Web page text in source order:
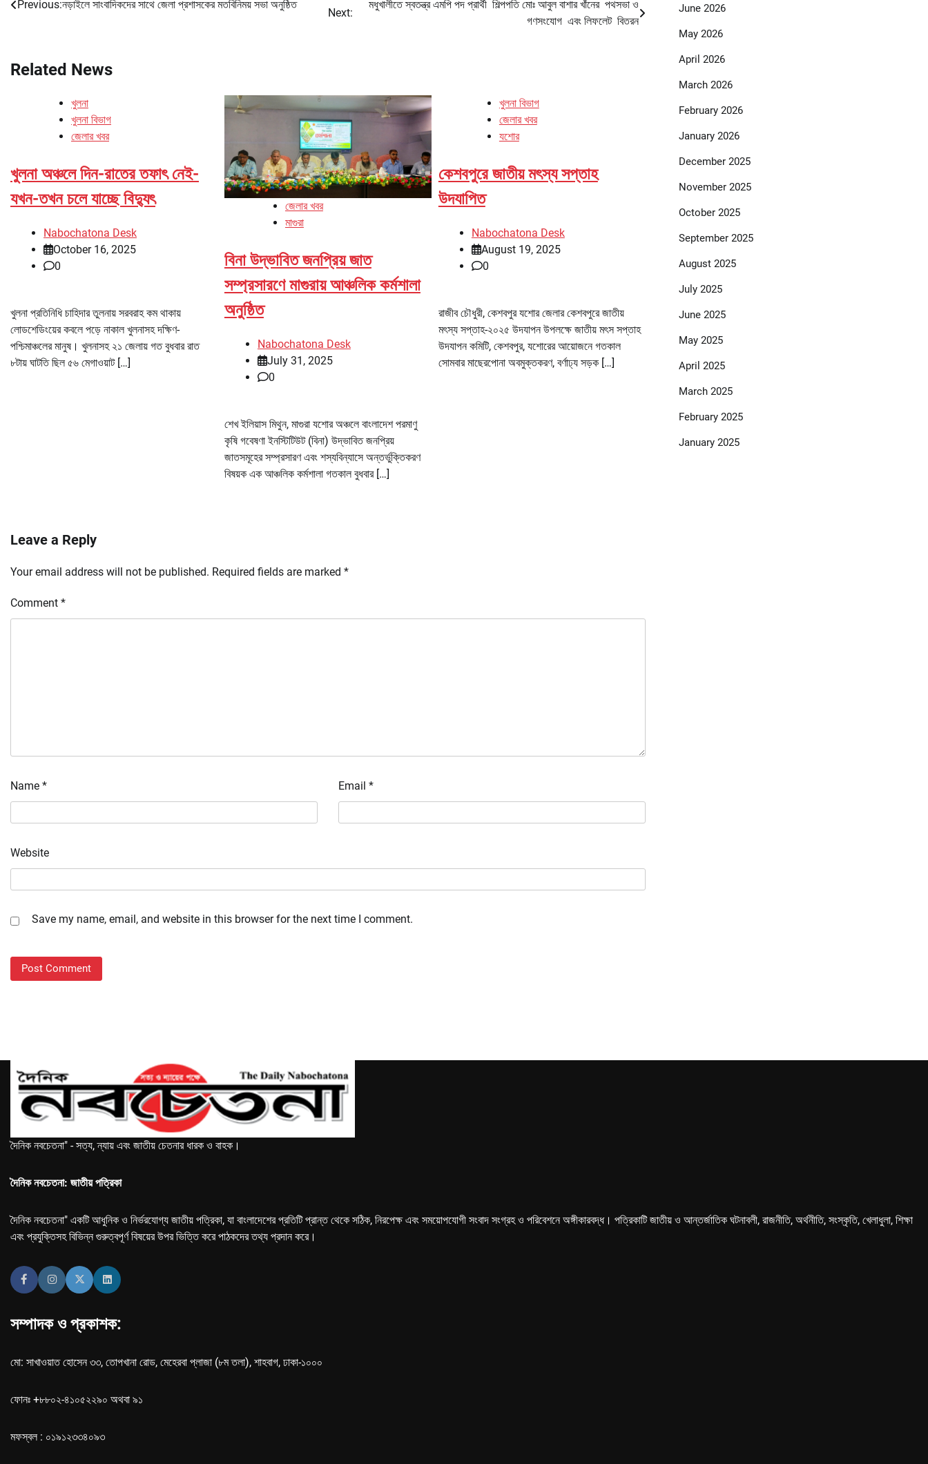
Post
Previous:নড়াইলে সাংবাদিকদের সাথে জেলা প্রশাসকের মতবিনিময় সভা অনুষ্ঠিত
Next:
মধুখালীতে স্বতন্ত্র এমপি পদ প্রার্থী শিল্পপতি মোঃ আবুল বাশার খাঁনের পথসভা ও
গণসংযোগ এবং লিফলেট বিতরন
Related News
খুলনা
খুলনা বিভাগ
জেলার খবর
খুলনা অঞ্চলে দিন-রাতের তফাৎ নেই-
যখন-তখন চলে যাচ্ছে বিদ্যুৎ
Nabochatona Desk
October 16, 2025
0
খুলনা প্রতিনিধি চাহিদার তুলনায় সরবরাহ কম থাকায়
লোডশেডিংয়ের কবলে পড়ে নাকাল খুলনাসহ দক্ষিণ-
পশ্চিমাঞ্চলের মানুষ। খুলনাসহ ২১ জেলায় গত বুধবার রাত
৮টায় ঘাটতি ছিল ৫৬ মেগাওয়াট […]
জেলার খবর
মাগুরা
বিনা উদ্ভাবিত জনপ্রিয় জাত
সম্প্রসারণে মাগুরায় আঞ্চলিক কর্মশালা
অনুষ্ঠিত
Nabochatona Desk
July 31, 2025
0
শেখ ইলিয়াস মিথুন, মাগুরা যশোর অঞ্চলে বাংলাদেশ পরমাণু
কৃষি গবেষণা ইনস্টিটিউট (বিনা) উদ্ভাবিত জনপ্রিয়
জাতসমূহের সম্প্রসারণ এবং শস্যবিন্যাসে অন্তর্ভুক্তিকরণ
বিষয়ক এক আঞ্চলিক কর্মশালা গতকাল বুধবার […]
খুলনা বিভাগ
জেলার খবর
যশোর
কেশবপুরে জাতীয় মৎস্য সপ্তাহ
উদযাপিত
Nabochatona Desk
August 19, 2025
0
রাজীব চৌধুরী, কেশবপুর যশোর জেলার কেশবপুরে জাতীয়
মৎস্য সপ্তাহ-২০২৫ উদযাপন উপলক্ষে জাতীয় মৎস সপ্তাহ
উদযাপন কমিটি, কেশবপুর, যশোরের আয়োজনে গতকাল
সোমবার মাছেরপোনা অবমুক্তকরণ, বর্ণাঢ্য সড়ক […]
Leave a Reply
Your email address will not be published. Required fields are marked *
Comment *
Name * Email *
Website
Save my name, email, and website in this browser for the next time I comment.
June 2026
May 2026
April 2026
March 2026
February 2026
January 2026
December 2025
November 2025
October 2025
September 2025
August 2025
July 2025
June 2025
May 2025
April 2025
March 2025
February 2025
January 2025
দৈনিক নবচেতনা" - সত্য, ন্যায় এবং জাতীয় চেতনার ধারক ও বাহক।
দৈনিক নবচেতনা: জাতীয় পত্রিকা
দৈনিক নবচেতনা" একটি আধুনিক ও নির্ভরযোগ্য জাতীয় পত্রিকা, যা বাংলাদেশের প্রতিটি প্রান্ত থেকে সঠিক, নিরপেক্ষ এবং সময়োপযোগী সংবাদ সংগ্রহ ও পরিবেশনে অঙ্গীকারবদ্ধ। পত্রিকাটি জাতীয় ও আন্তর্জাতিক ঘটনাবলী, রাজনীতি, অর্থনীতি, সংস্কৃতি, খেলাধুলা, শিক্ষা
এবং প্রযুক্তিসহ বিভিন্ন গুরুত্বপূর্ণ বিষয়ের উপর ভিত্তি করে পাঠকদের তথ্য প্রদান করে।
সম্পাদক ও প্রকাশক:
মো: সাখাওয়াত হোসেন ৩৩, তোপখানা রোড, মেহেরবা প্লাজা (৮ম তলা), শাহবাগ, ঢাকা-১০০০
ফোনঃ +৮৮০২-৪১০৫২২৯০ অথবা ৯১
মফস্বল : ০১৯১২৩৩৪০৯৩